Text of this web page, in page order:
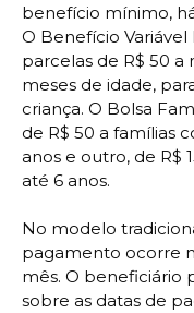
benefício mínimo,
O Benefício
parcelas de R$ 50 a
meses de idade,
criança. O Bolsa
de R$ 50 a famílias
anos e outro, de R$
até 6 anos.
No modelo
pagamento ocorre
mês. O beneficiário
sobre as datas de